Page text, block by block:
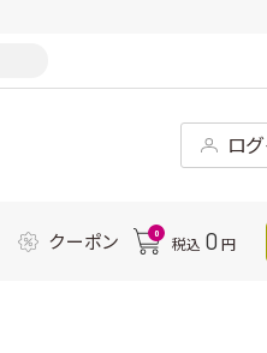
ロ
クーポン 0
税込 0 円